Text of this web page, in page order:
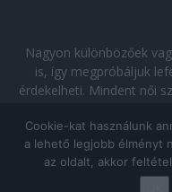
Nagyon különbözőek
is, így megpróbáljuk
érdekelheti. Mindent női
© Copyright 2026 -
Cookie-kat használunk
a lehető legjobb élményt
az oldalt, akkor